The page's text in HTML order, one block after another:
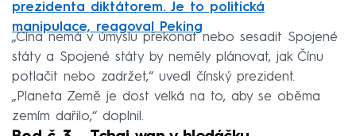
prezidenta diktátorem. Je to politická
manipulace, reagoval Peking
„Čína nemá v úmyslu překonat nebo sesadit Spojené
státy a Spojené státy by neměly plánovat, jak Čínu
potlačit nebo zadržet,“ uvedl čínský prezident.
„Planeta Země je dost velká na to, aby se oběma
zemím dařilo,“ doplnil.